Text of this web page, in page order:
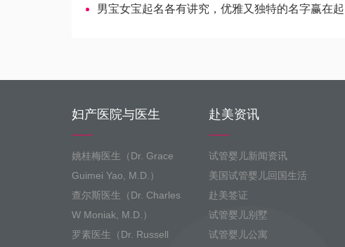
男宝女宝起名各有讲究，优雅又独特的名字赢在起跑线
妇产医院与医生
姚桂梅医生（Dr. Grace
Guimei Yao, M.D.）
查尔斯医生（Dr. Charles
W Moniak, M.D.）
罗素医生（Dr. Russell
赴美资讯
试管婴儿新闻资讯
美国试管婴儿回国生活
赴美签证
试管婴儿别墅
试管婴儿公寓